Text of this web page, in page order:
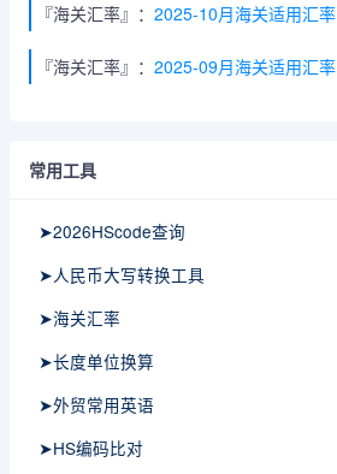
『海关汇率』： 2025-10月海关适用汇率
『海关汇率』： 2025-09月海关适用汇率
常用工具
➤2026HScode查询
➤人民币大写转换工具
➤海关汇率
➤长度单位换算
➤外贸常用英语
➤HS编码比对